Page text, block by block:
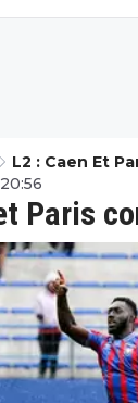
L2 : Caen Et
Paris